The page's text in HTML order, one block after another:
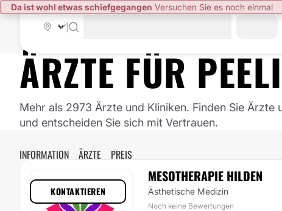
Da ist wohl etwas schiefgegangen Versuchen Sie es noch einmal
ÄRZTE FÜR
Mehr als 2973 Ärzte und Kliniken. Finden Sie
und entscheiden Sie sich mit Vertrauen.
INFORMATION ÄRZTE PREIS
MESOTHERAPIE HILDEN
Ästhetische Medizin
Noch keine Bewertungen
KONTAKTIEREN